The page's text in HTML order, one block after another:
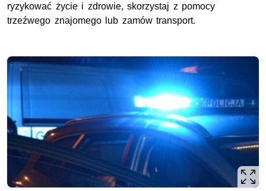
ryzykować życie i zdrowie, skorzystaj z pomocy
trzeźwego znajomego lub zamów transport.